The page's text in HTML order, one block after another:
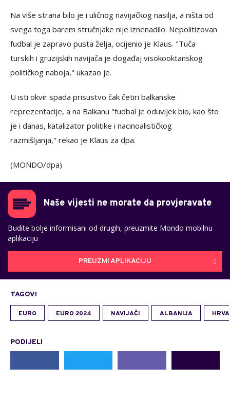
Na više strana bilo je i uličnog navijačkog nasilja, a ništa od
svega toga barem stručnjake nije iznenadilo. Nepolitizovan
fudbal je zapravo pusta želja, ocijenio je Klaus. "Tuča
turskih i gruzijskih navijača je događaj visokooktanskog
političkog naboja," ukazao je.
U isti okvir spada prisustvo čak četiri balkanske
reprezentacije, a na Balkanu "fudbal je oduvijek bio, kao što
je i danas, katalizator politike i nacinoalističkog
razmišljanja," rekao je Klaus za dpa.
(MONDO/dpa)
Naše vijesti ne morate da provjeravate
Budite bolje informisani od drugih, preuzmite Mondo mobilnu
aplikaciju
PREUZMI APLIKACIJU
TAGOVI
EURO EURO 2024 NAVIJAČI ALBANIJA
PODIJELI